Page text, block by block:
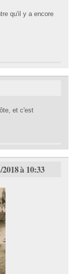
qu'il y a encore
et c'est
à 10:33